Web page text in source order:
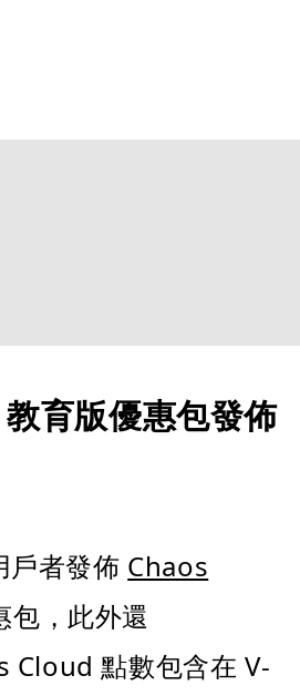
教育版優惠包發佈
戶者發佈 Chaos
包，此外還
Cloud點數包含在 V-